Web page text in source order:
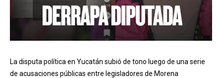
La disputa política en Yucatán subió de tono luego de una serie
de acusaciones públicas entre legisladores de Morena